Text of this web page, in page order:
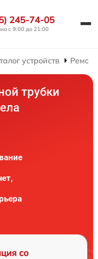
245-74-05
с 9:00 до 21:00
устройств
трубки
со